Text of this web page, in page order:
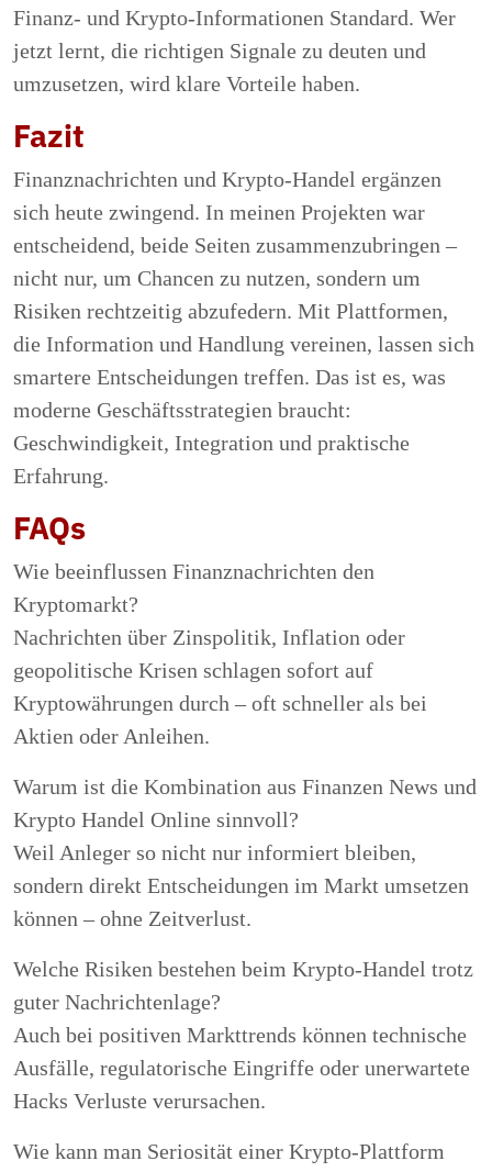
Finanz- und Krypto-Informationen Standard. Wer
jetzt lernt, die richtigen Signale zu deuten und
umzusetzen, wird klare Vorteile haben.
Fazit
Finanznachrichten und Krypto-Handel ergänzen
sich heute zwingend. In meinen Projekten war
entscheidend, beide Seiten zusammenzubringen –
nicht nur, um Chancen zu nutzen, sondern um
Risiken rechtzeitig abzufedern. Mit Plattformen,
die Information und Handlung vereinen, lassen sich
smartere Entscheidungen treffen. Das ist es, was
moderne Geschäftsstrategien braucht:
Geschwindigkeit, Integration und praktische
Erfahrung.
FAQs
Wie beeinflussen Finanznachrichten den
Kryptomarkt?
Nachrichten über Zinspolitik, Inflation oder
geopolitische Krisen schlagen sofort auf
Kryptowährungen durch – oft schneller als bei
Aktien oder Anleihen.
Warum ist die Kombination aus Finanzen News und
Krypto Handel Online sinnvoll?
Weil Anleger so nicht nur informiert bleiben,
sondern direkt Entscheidungen im Markt umsetzen
können – ohne Zeitverlust.
Welche Risiken bestehen beim Krypto-Handel trotz
guter Nachrichtenlage?
Auch bei positiven Markttrends können technische
Ausfälle, regulatorische Eingriffe oder unerwartete
Hacks Verluste verursachen.
Wie kann man Seriosität einer Krypto-Plattform